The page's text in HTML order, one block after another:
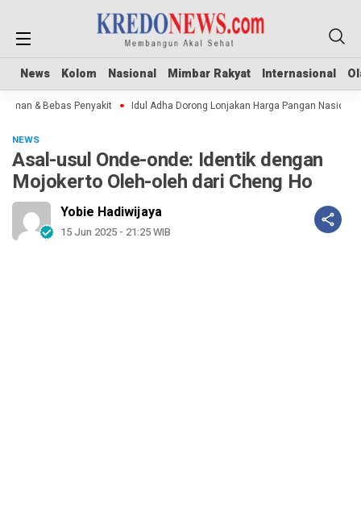
News Kolom Nasional Mimbar Rakyat Internasional
News Kolom Nasional Mimbar Rakyat Internasional
& Bebas Penyakit Idul Adha Dorong Lonjakan Harga Pangan Nasional
NEWS
Asal-usul Onde-onde: Identik dengan
Mojokerto Oleh-oleh dari Cheng Ho
Yobie Hadiwijaya
15 Jun 2025 - 21:25 WIB